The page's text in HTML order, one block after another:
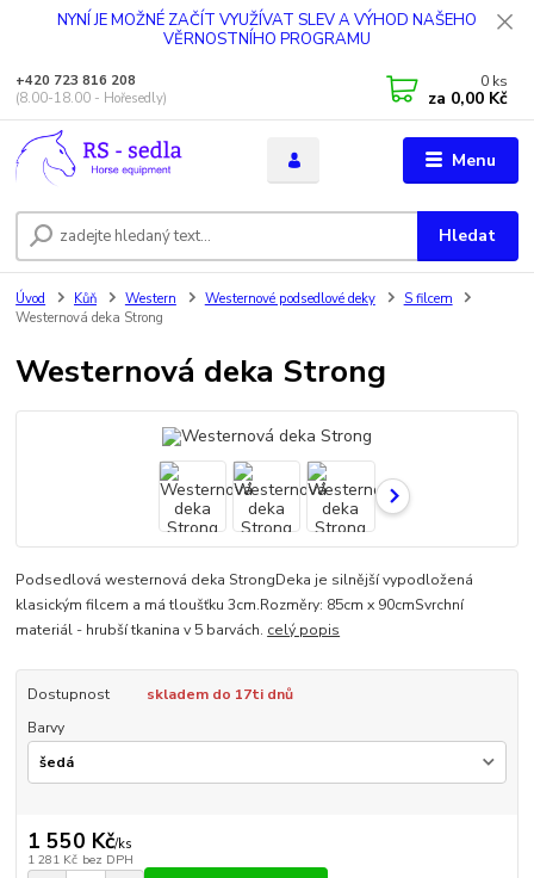
NYNÍ JE MOŽNÉ ZAČÍT VYUŽÍVAT SLEV A VÝHOD NAŠEHO
VĚRNOSTNÍHO PROGRAMU
Menu
Hledat
+420 723 816 208
(8.00-18.00 - Hořesedly)
0 ks
za 0,00 Kč
Úvod Kůň Western Westernové podsedlové deky
S filcem
Westernová deka Strong
Westernová deka Strong
Podsedlová westernová deka StrongDeka je silnější vypodložená
klasickým filcem a má tloušťku 3cm.Rozměry: 85cm x 90cmSvrchní
materiál - hrubší tkanina v 5 barvách. celý popis
Dostupnost
skladem do 17ti dnů
Barvy
1 550 Kč/ks
1 281 Kč bez DPH